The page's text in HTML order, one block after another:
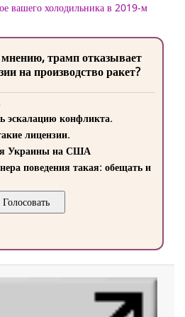
вашего холодильника в 2019-м
трамп отказывает
на производство ракет?
эскалацию конфликта.
лицензии.
Украины на США
поведения такая: обещать и